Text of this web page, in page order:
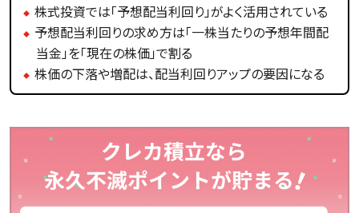
株式投資では「予想配当利回り」がよく活用されている
予想配当利回りの求め方は「一株当たりの予想年間配
当金」を「現在の株価」で割る
株価の下落や増配は、配当利回りアップの要因になる